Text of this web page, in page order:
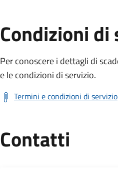
Condizioni di
Per conoscere i dettagli di
e le condizioni di servizio.
Termini e condizioni di servizio
Contatti